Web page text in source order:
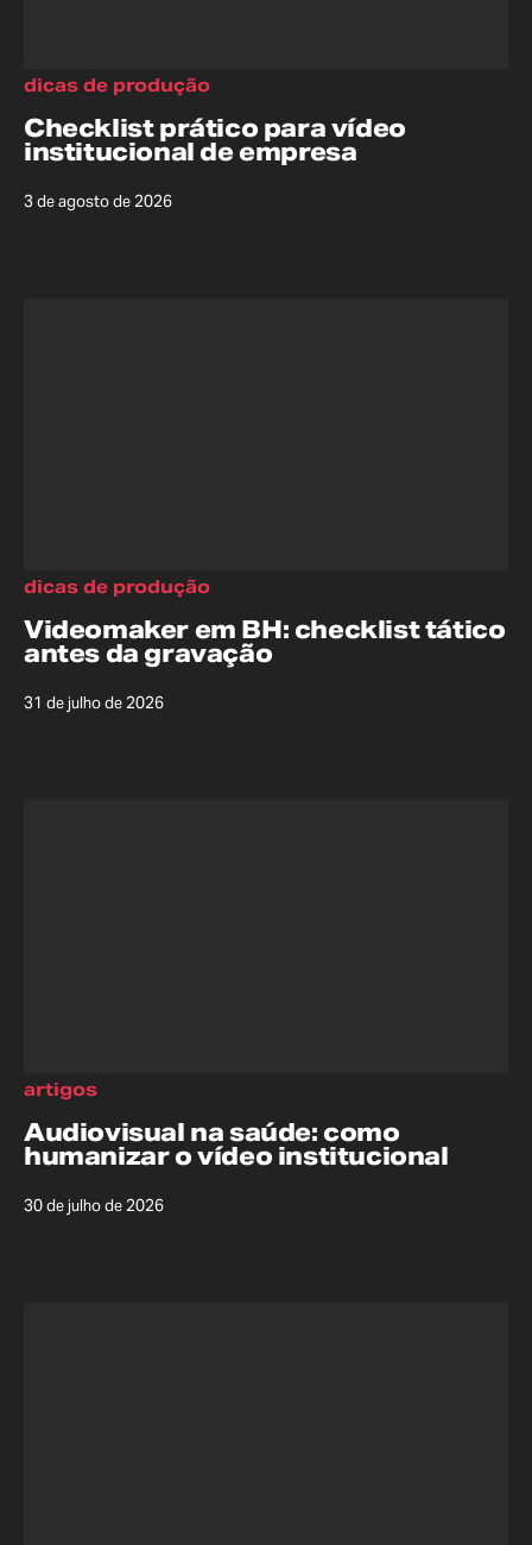
Checklist prático para vídeo
institucional de empresa
3 de agosto de 2026
dicas de produção
Videomaker em BH: checklist tático
antes da gravação
31 de julho de 2026
dicas de produção
Audiovisual na saúde: como
humanizar o vídeo institucional
30 de julho de 2026
artigos